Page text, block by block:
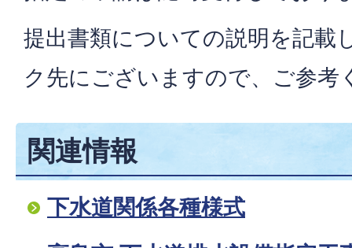
提出書類についての説明を記載
ク先にございますので、ご参考
関連情報
下水道関係各種様式